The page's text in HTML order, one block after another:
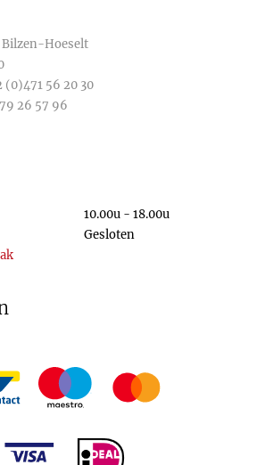
Bilzen-Hoeselt
(0)471 56 20 30
26 57 96
10.00u - 18.00u
Gesloten